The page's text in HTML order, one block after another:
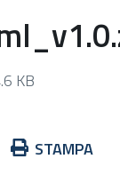
KB
STAMPA